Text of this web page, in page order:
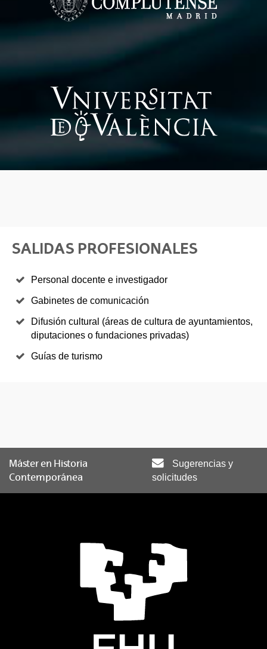
SALIDAS PROFESIONALES
Personal docente e investigador
Gabinetes de comunicación
Difusión cultural (áreas de cultura de ayuntamientos,
diputaciones o fundaciones privadas)
Guías de turismo
Máster en Historia
Contemporánea
Sugerencias y
solicitudes